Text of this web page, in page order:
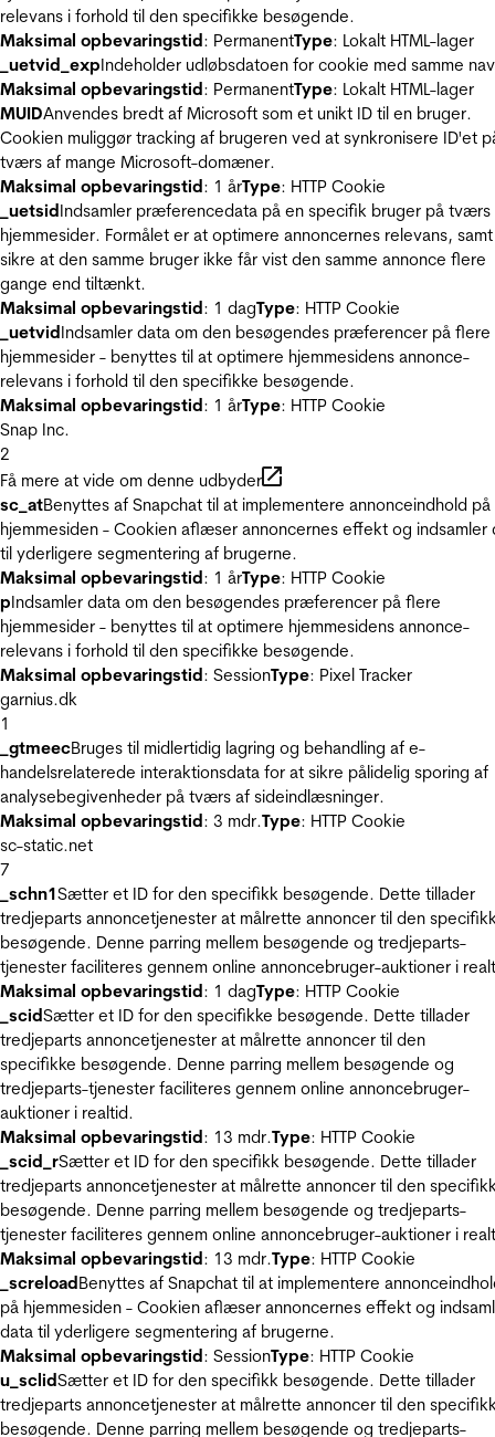
relevans i forhold til den specifikke besøgende.
Maksimal opbevaringstid: PermanentType: Lokalt HTML-lager
_uetvid_expIndeholder udløbsdatoen for cookie med samme
Maksimal opbevaringstid: PermanentType: Lokalt HTML-lager
MUIDAnvendes bredt af Microsoft som et unikt ID til en bruger.
Cookien muliggør tracking af brugeren ved at synkronisere ID'et
tværs af mange Microsoft-domæner.
Maksimal opbevaringstid: 1 årType: HTTP Cookie
_uetsidIndsamler præferencedata på en specifik bruger på tværs
hjemmesider. Formålet er at optimere annoncernes relevans, samt
sikre at den samme bruger ikke får vist den samme annonce flere
gange end tiltænkt.
Maksimal opbevaringstid: 1 dagType: HTTP Cookie
_uetvidIndsamler data om den besøgendes præferencer på flere
hjemmesider - benyttes til at optimere hjemmesidens annonce-
relevans i forhold til den specifikke besøgende.
Maksimal opbevaringstid: 1 årType: HTTP Cookie
Snap Inc.
2
Få mere at vide om denne udbyder
sc_atBenyttes af Snapchat til at implementere annonceindhold på
hjemmesiden - Cookien aflæser annoncernes effekt og indsamler
til yderligere segmentering af brugerne.
Maksimal opbevaringstid: 1 årType: HTTP Cookie
pIndsamler data om den besøgendes præferencer på flere
hjemmesider - benyttes til at optimere hjemmesidens annonce-
relevans i forhold til den specifikke besøgende.
Maksimal opbevaringstid: SessionType: Pixel Tracker
garnius.dk
1
_gtmeecBruges til midlertidig lagring og behandling af e-
handelsrelaterede interaktionsdata for at sikre pålidelig sporing af
analysebegivenheder på tværs af sideindlæsninger.
Maksimal opbevaringstid: 3 mdr.Type: HTTP Cookie
sc-static.net
7
_schn1Sætter et ID for den specifikk besøgende. Dette tillader
tredjeparts annoncetjenester at målrette annoncer til den
besøgende. Denne parring mellem besøgende og tredjeparts-
tjenester faciliteres gennem online annoncebruger-auktioner i
Maksimal opbevaringstid: 1 dagType: HTTP Cookie
_scidSætter et ID for den specifikke besøgende. Dette tillader
tredjeparts annoncetjenester at målrette annoncer til den
specifikke besøgende. Denne parring mellem besøgende og
tredjeparts-tjenester faciliteres gennem online annoncebruger-
auktioner i realtid.
Maksimal opbevaringstid: 13 mdr.Type: HTTP Cookie
_scid_rSætter et ID for den specifikk besøgende. Dette tillader
tredjeparts annoncetjenester at målrette annoncer til den
besøgende. Denne parring mellem besøgende og tredjeparts-
tjenester faciliteres gennem online annoncebruger-auktioner i
Maksimal opbevaringstid: 13 mdr.Type: HTTP Cookie
_screloadBenyttes af Snapchat til at implementere
på hjemmesiden - Cookien aflæser annoncernes effekt og
data til yderligere segmentering af brugerne.
Maksimal opbevaringstid: SessionType: HTTP Cookie
u_sclidSætter et ID for den specifikk besøgende. Dette tillader
tredjeparts annoncetjenester at målrette annoncer til den
besøgende. Denne parring mellem besøgende og tredjeparts-